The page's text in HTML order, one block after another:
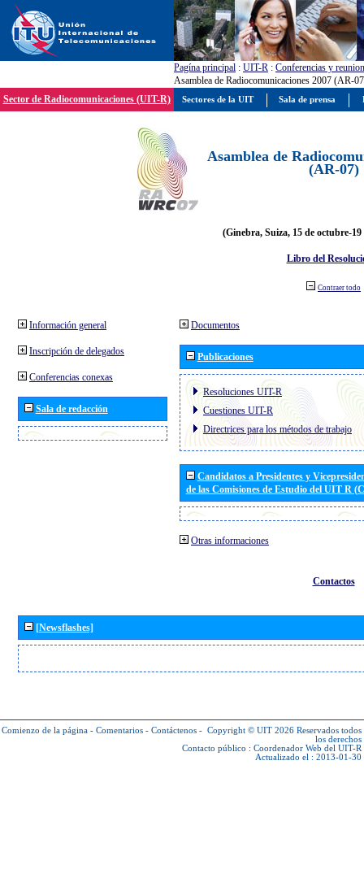
Pagína principal : UIT-R : Conferencias y
Asamblea de Radiocomunicaciones 2007 (AR-
Sector de Radiocomunicaciones (UIT-R)
Asamblea de
(AR-07)
(Ginebra, Suiza, 15 de octubre-19
Libro del
Contraer todo
Información general
Inscripción de delegados
Conferencias conexas
Sala de redacción
Documentos
Publicaciones
Resoluciones UIT-R
Cuestiones UIT-R
Directrices para los métodos de trabajo
Candidatos a Presidentes y
de las Comisiones de Estudio del UIT R
Otras informaciones
Contactos
[Newsflashes]
Comienzo de la página - Comentarios - Contáctenos - Copyright © UIT 2026 Reservados todos
los derechos
Contacto público : Coordenador Web del UIT-R
Actualizado el : 2013-01-30
Sectores de la UIT Sala de prensa